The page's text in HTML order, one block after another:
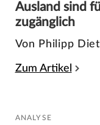
Ausland sind
zugänglich
Von Philipp
Zum Artikel
ANALYSE